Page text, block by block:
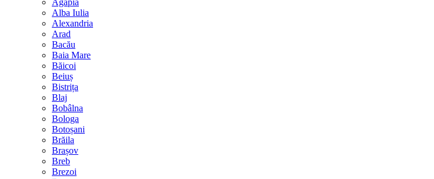
Agapia
Alba Iulia
Alexandria
Arad
Bacău
Baia Mare
Băicoi
Beiuș
Bistrița
Blaj
Bobâlna
Bologa
Botoșani
Brăila
Brașov
Breb
Brezoi